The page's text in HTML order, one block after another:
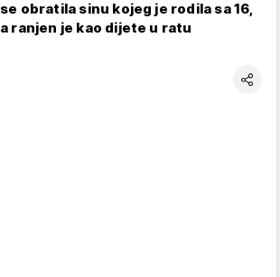
se obratila sinu kojeg je rodila sa 16,
a ranjen je kao dijete u ratu